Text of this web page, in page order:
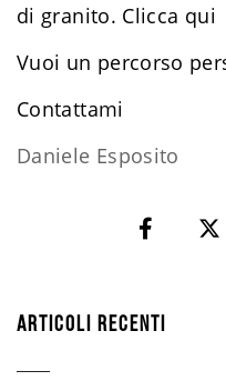
di granito. Clicca qui
Vuoi un percorso
​Contattami
Daniele Esposito
ARTICOLI RECENTI